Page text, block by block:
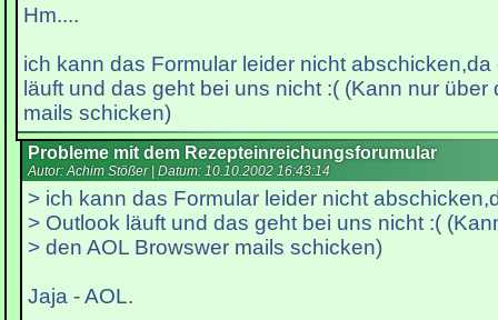
Hm....
ich kann das Formular leider nicht
läuft und das geht bei uns nicht :( (Kann nur über
mails schicken)
Probleme mit dem Rezepteinreichungsforumular
Autor: Achim Stößer | Datum: 10.10.2002 16:43:14
> ich kann das Formular leider nicht
> Outlook läuft und das geht bei uns nicht :(
> den AOL Browswer mails schicken)
Jaja - AOL.